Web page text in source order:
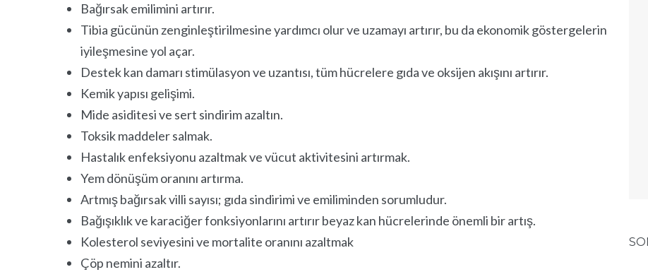
Bağırsak emilimini artırır.
Tibia gücünün zenginleştirilmesine yardımcı olur ve uzamayı artırır, bu da ekonomik göstergelerin
iyileşmesine yol açar.
Destek kan damarı stimülasyon ve uzantısı, tüm hücrelere gıda ve oksijen akışını artırır.
Kemik yapısı gelişimi.
Mide asiditesi ve sert sindirim azaltın.
Toksik maddeler salmak.
Hastalık enfeksiyonu azaltmak ve vücut aktivitesini artırmak.
Yem dönüşüm oranını artırma.
Artmış bağırsak villi sayısı; gıda sindirimi ve emiliminden sorumludur.
Bağışıklık ve karaciğer fonksiyonlarını artırır beyaz kan hücrelerinde önemli bir artış.
Kolesterol seviyesini ve mortalite oranını azaltmak
Çöp nemini azaltır.